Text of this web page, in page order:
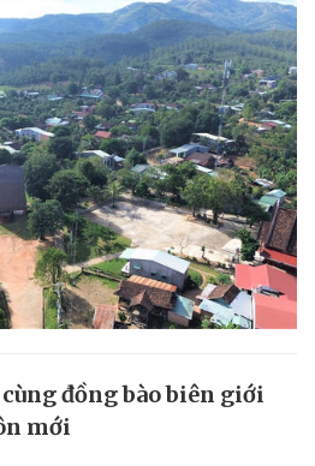
đồng bào biên giới
mới